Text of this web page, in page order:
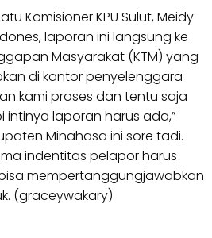
Komisioner KPU Sulut, Meidy
laporan ini langsung ke
Masyarakat (KTM) yang
di kantor penyelenggara
kami proses dan tentu saja
intinya laporan harus ada,”
Minahasa ini sore tadi.
indentitas pelapor harus
mempertanggungjawabkan
(graceywakary)